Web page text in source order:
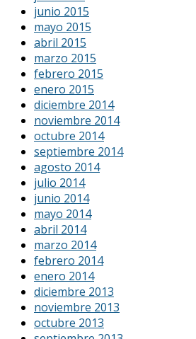
junio 2015
mayo 2015
abril 2015
marzo 2015
febrero 2015
enero 2015
diciembre 2014
noviembre 2014
octubre 2014
septiembre 2014
agosto 2014
julio 2014
junio 2014
mayo 2014
abril 2014
marzo 2014
febrero 2014
enero 2014
diciembre 2013
noviembre 2013
octubre 2013